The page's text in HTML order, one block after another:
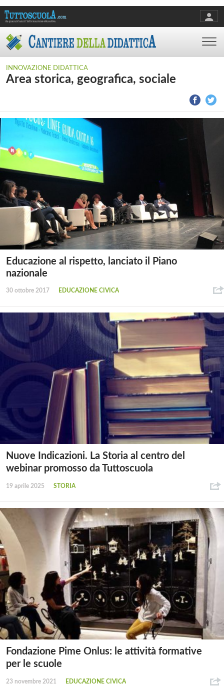
INNOVAZIONE DIDATTICA
Area storica, geografica, sociale
Educazione al rispetto, lanciato il Piano
nazionale
30 ottobre 2017 EDUCAZIONE CIVICA
Nuove Indicazioni. La Storia al centro del
webinar promosso da Tuttoscuola
19 aprile 2025 STORIA
Fondazione Pime Onlus: le attività formative
per le scuole
23 novembre 2021 EDUCAZIONE CIVICA